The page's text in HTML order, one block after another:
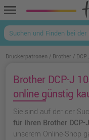
menu
Druckerpatronen Brother DCP
Brother DCP-J
online günstig
Sie sind auf der der
für Ihren Brother DCP-
unserem Online-Shop